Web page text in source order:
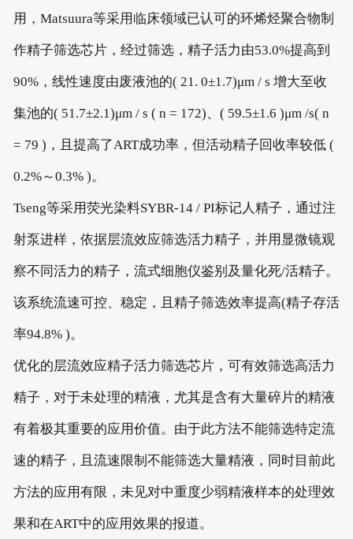
用，Matsuura等采用临床领域已认可的环烯烃聚合物制
作精子筛选芯片，经过筛选，精子活力由53.0%提高到
90%，线性速度由废液池的( 21. 0±1.7)μm / s 增大至收
集池的( 51.7±2.1)μm / s ( n = 172)、( 59.5±1.6 )μm /s( n
= 79 )，且提高了ART成功率，但活动精子回收率较低 (
0.2%～0.3% )。
Tseng等采用荧光染料SYBR-14 / PI标记人精子，通过注
射泵进样，依据层流效应筛选活力精子，并用显微镜观
察不同活力的精子，流式细胞仪鉴别及量化死/活精子。
该系统流速可控、稳定，且精子筛选效率提高(精子存活
率94.8% )。
优化的层流效应精子活力筛选芯片，可有效筛选高活力
精子，对于未处理的精液，尤其是含有大量碎片的精液
有着极其重要的应用价值。由于此方法不能筛选特定流
速的精子，且流速限制不能筛选大量精液，同时目前此
方法的应用有限，未见对中重度少弱精液样本的处理效
果和在ART中的应用效果的报道。